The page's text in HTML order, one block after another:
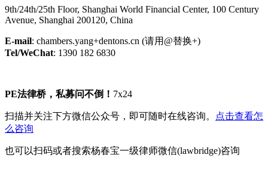
9th/24th/25th Floor, Shanghai World Financial Center, 100 Century
Avenue, Shanghai 200120, China
E-mail: chambers.yang+dentons.cn (请用@替换+)
Tel/WeChat: 1390 182 6830
PE法律桥，私募问不倒！ 7x24
扫描并关注下方微信公众号，即可随时在线咨询。
点击查看怎
么咨询
也可以扫码或者搜索杨春宝一级律师微信(lawbridge)咨询